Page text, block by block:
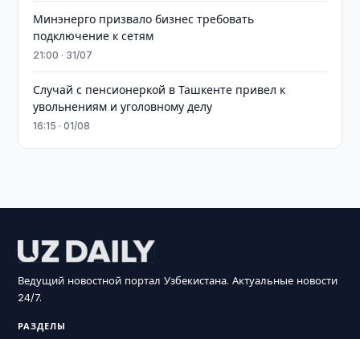
Минэнерго призвало бизнес требовать
подключение к сетям
21:00 · 31/07
Случай с пенсионеркой в Ташкенте привел к
увольнениям и уголовному делу
16:15 · 01/08
Ведущий новостной портал Узбекистана. Актуальные новости
24/7.
РАЗДЕЛЫ